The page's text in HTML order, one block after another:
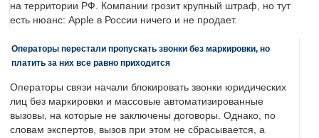
на территории РФ. Компании грозит крупный штраф, но тут
есть нюанс: Apple в России ничего и не продает.
Операторы перестали пропускать звонки без маркировки, но
платить за них все равно приходится
Операторы связи начали блокировать звонки юридических
лиц без маркировки и массовые автоматизированные
вызовы, на которые не заключены договоры. Однако, по
словам экспертов, вызов при этом не сбрасывается, а